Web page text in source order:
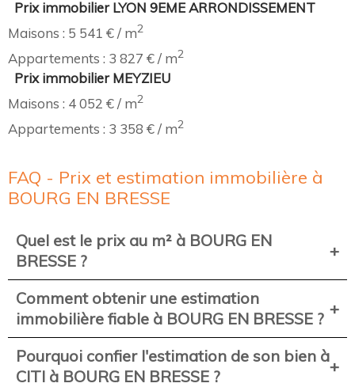
Prix immobilier LYON 9EME ARRONDISSEMENT
Maisons : 5 541 € / m2
Appartements : 3 827 € / m2
Prix immobilier MEYZIEU
Maisons : 4 052 € / m2
Appartements : 3 358 € / m2
FAQ - Prix et estimation immobilière à
BOURG EN BRESSE
Quel est le prix au m² à BOURG EN
BRESSE ?
Comment obtenir une estimation
immobilière fiable à BOURG EN BRESSE ?
Pourquoi confier l'estimation de son bien à
CITI à BOURG EN BRESSE ?